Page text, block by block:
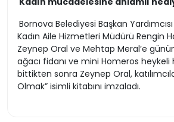
Bornova Belediyesi Başkan
Kadın Aile Hizmetleri Müdürü Rengin
Zeynep Oral ve Mehtap Meral’e
ağacı fidanı ve mini Homeros
bittikten sonra Zeynep Oral,
Olmak” isimli kitabını imzaladı.